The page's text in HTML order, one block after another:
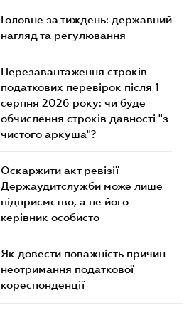
Головне за тиждень: державний
нагляд та регулювання
Перезавантаження строків
податкових перевірок після 1
серпня 2026 року: чи буде
обчислення строків давності "з
чистого аркуша"?
Оскаржити акт ревізії
Держаудитслужби може лише
підприємство, а не його
керівник особисто
Як довести поважність причин
неотримання податкової
кореспонденції